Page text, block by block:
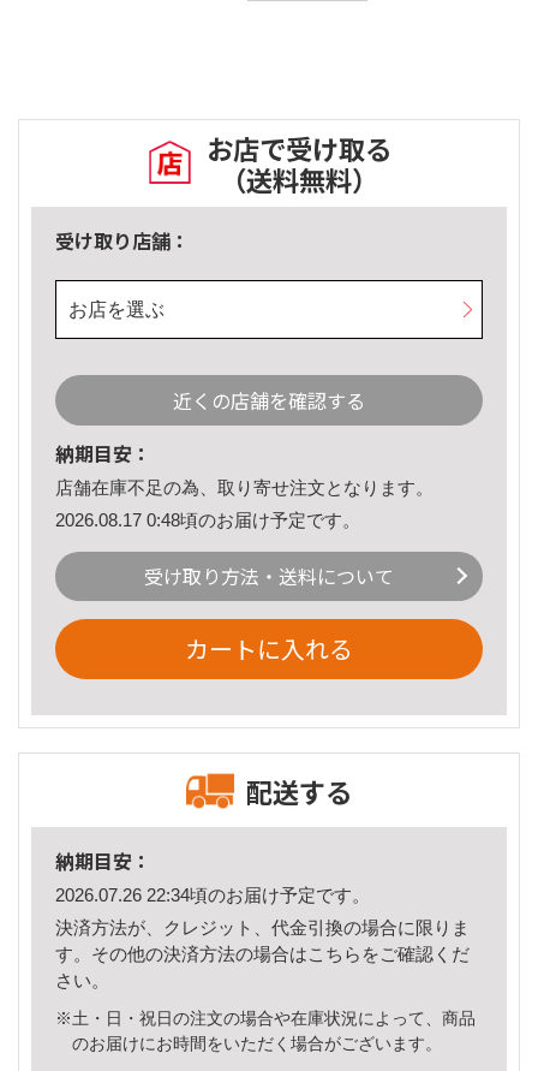
お店で受け取る
（送料無料）
受け取り店舗：
お店を選ぶ
近くの店舗を確認する
納期目安：
店舗在庫不足の為、取り寄せ注文となります。
2026.08.17 0:48頃のお届け予定です。
受け取り方法・送料について
カートに入れる
配送する
納期目安：
2026.07.26 22:34頃のお届け予定です。
決済方法が、クレジット、代金引換の場合に限りま
す。その他の決済方法の場合はこちら をご確認くだ
さい。
※土・日・祝日の注文の場合や在庫状況によって、商品
のお届けにお時間をいただく場合がございます。